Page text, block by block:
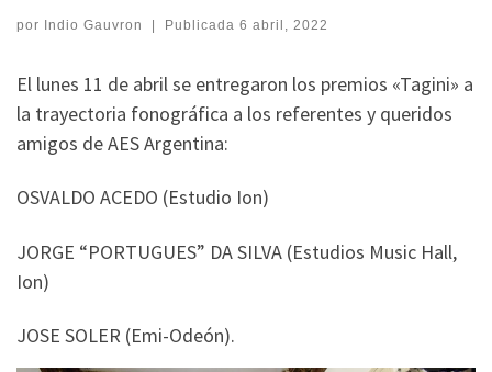
por Indio Gauvron | Publicada 6 abril, 2022
El lunes 11 de abril se entregaron los premios «Tagini» a
la trayectoria fonográfica a los referentes y queridos
amigos de AES Argentina:
OSVALDO ACEDO (Estudio Ion)
JORGE “PORTUGUES” DA SILVA (Estudios Music Hall,
Ion)
JOSE SOLER (Emi-Odeón).